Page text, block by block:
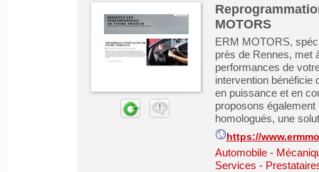
MOTORS
ERM MOTORS,
près de Rennes, met
performances de
intervention bénéficie
en puissance et en
proposons
homologués, une
https://
Automobile -
Services -